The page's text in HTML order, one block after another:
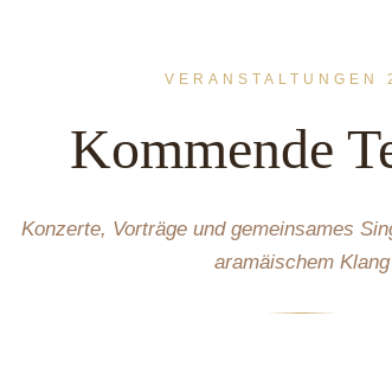
VERANSTALTUNGEN
Kommende
Konzerte, Vorträge und gemeinsames
aramäischem Klang